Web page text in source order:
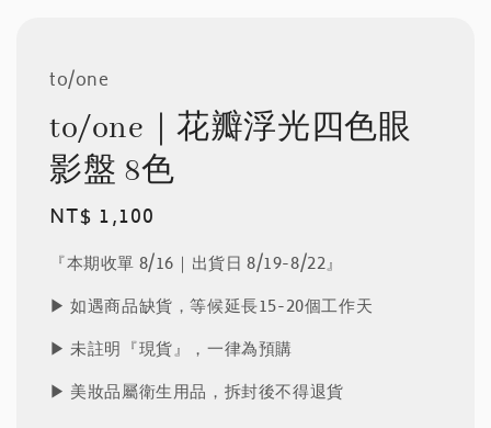
to/one
to/one｜花瓣浮光四色眼
影盤 8色
Regular
price
NT$ 1,100
『本期收單 8/16｜出貨日 8/19-8/22』
▶︎ 如遇商品缺貨，等候延長15-20個工作天
▶︎ 未註明『現貨』，一律為預購
▶︎ 美妝品屬衛生用品，拆封後不得退貨